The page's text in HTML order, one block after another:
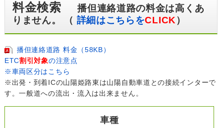
料金検索播但連絡道路の料金は高くあ
りません。 （ 詳細はこちらをCLICK ）
播但連絡道路 料金（58KB）
ETC割引対象の注意点
※車両区分はこちら
※出発・到着ICの山陽姫路東は山陽自動車道との接続インターで
す。一般道への流出・流入は出来ません。
車種